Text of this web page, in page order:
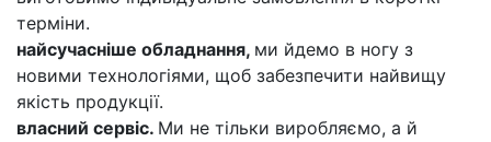
терміни.
найсучасніше обладнання, ми йдемо в ногу з
новими технологіями, щоб забезпечити найвищу
якість продукції.
власний сервіс. Ми не тільки виробляємо, а й